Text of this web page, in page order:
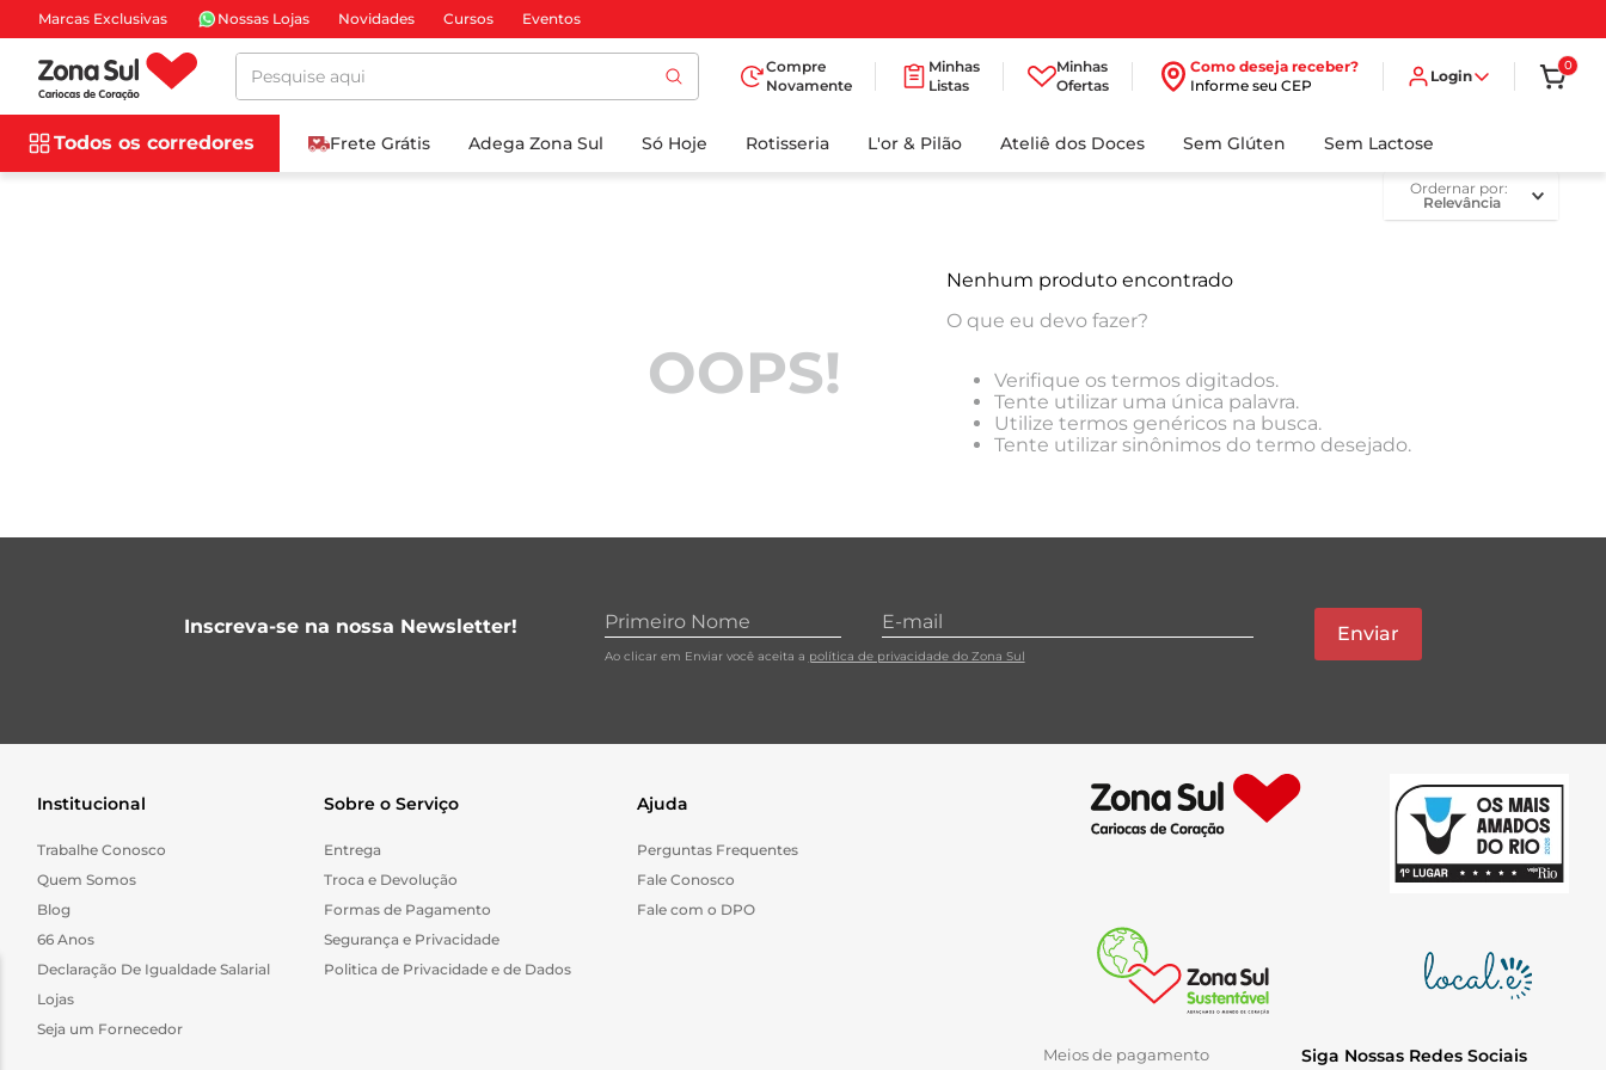
Marcas Exclusivas Nossas Lojas Novidades Cursos Eventos
Pesquise aqui
Compre
Novamente
Minhas
Listas
Minhas
Ofertas
Como deseja receber?
Informe seu CEP
Login
0
Todos os corredores Frete Grátis Adega Zona Sul Só Hoje Rotisseria L'or & Pilão Ateliê dos Doces Sem Glúten Sem Lactose
ordernar por
Relevância
OOPS!
Nenhum produto encontrado
O que eu devo fazer?
Verifique os termos digitados.
Tente utilizar uma única palavra.
Utilize termos genéricos na busca.
Tente utilizar sinônimos do termo desejado.
Inscreva-se na nossa Newsletter!
Ao clicar em Enviar você aceita a política de privacidade do Zona Sul
Enviar
Institucional
Trabalhe Conosco
Quem Somos
Blog
66 Anos
Declaração De Igualdade Salarial
Lojas
Seja um Fornecedor
Sobre o Serviço
Entrega
Troca e Devolução
Formas de Pagamento
Segurança e Privacidade
Politica de Privacidade e de Dados
Ajuda
Perguntas Frequentes
Fale Conosco
Fale com o DPO
Meios de pagamento Siga Nossas Redes Sociais
BUSCADOS
5
azeite
6º
detergente